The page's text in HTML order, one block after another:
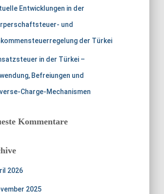
Entwicklungen in der
und
der Türkei
in der Türkei –
Befreiungen und
Charge-Mechanismen
Kommentare
2026
2025